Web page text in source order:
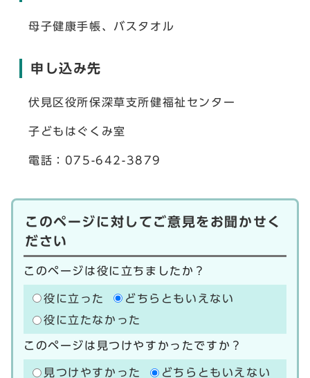
母子健康手帳、バスタオル
申し込み先
伏見区役所保深草支所健福祉センター
子どもはぐくみ室
電話：075-642-3879
このページに対してご意見をお聞かせく
ださい
このページは役に立ちましたか？
役に立った
どちらともいえない
役に立たなかった
このページは見つけやすかったですか？
見つけやすかった どちらともいえない